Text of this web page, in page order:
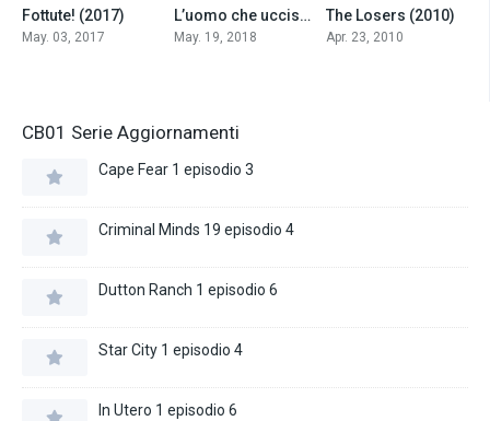
Fottute! (2017)
May. 03, 2017
6.5L’uomo che uccise Don Chisciotte (2018)
May. 19, 2018
6.4
The Losers (2010)
Apr. 23, 2010
CB01 Serie Aggiornamenti
Cape Fear 1 episodio 3
Criminal Minds 19 episodio 4
Dutton Ranch 1 episodio 6
Star City 1 episodio 4
In Utero 1 episodio 6